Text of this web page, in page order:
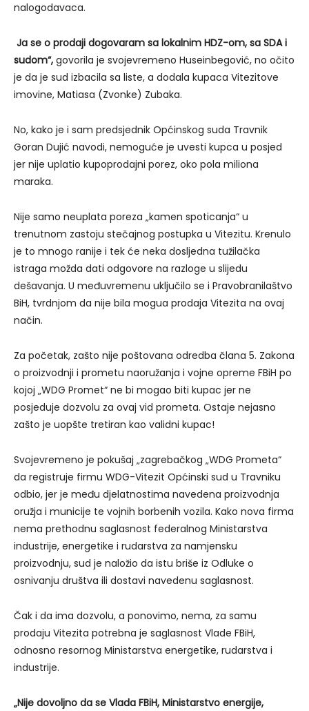
nalogodavaca.
Ja se o prodaji dogovaram sa lokalnim HDZ-om, sa SDA i
sudom“, govorila je svojevremeno Huseinbegović, no očito
je da je sud izbacila sa liste, a dodala kupaca Vitezitove
imovine, Matiasa (Zvonke) Zubaka.
No, kako je i sam predsjednik Općinskog suda Travnik
Goran Dujić navodi, nemoguće je uvesti kupca u posjed
jer nije uplatio kupoprodajni porez, oko pola miliona
maraka.
Nije samo neuplata poreza „kamen spoticanja“ u
trenutnom zastoju stečajnog postupka u Vitezitu. Krenulo
je to mnogo ranije i tek će neka dosljedna tužilačka
istraga možda dati odgovore na razloge u slijedu
dešavanja. U međuvremenu uključilo se i Pravobranilaštvo
BiH, tvrdnjom da nije bila mogua prodaja Vitezita na ovaj
način.
Za početak, zašto nije poštovana odredba člana 5. Zakona
o proizvodnji i prometu naoružanja i vojne opreme FBiH po
kojoj „WDG Promet“ ne bi mogao biti kupac jer ne
posjeduje dozvolu za ovaj vid prometa. Ostaje nejasno
zašto je uopšte tretiran kao validni kupac!
Svojevremeno je pokušaj „zagrebačkog „WDG Prometa“
da registruje firmu WDG-Vitezit Općinski sud u Travniku
odbio, jer je među djelatnostima navedena proizvodnja
oružja i municije te vojnih borbenih vozila. Kako nova firma
nema prethodnu saglasnost federalnog Ministarstva
industrije, energetike i rudarstva za namjensku
proizvodnju, sud je naložio da istu briše iz Odluke o
osnivanju društva ili dostavi navedenu saglasnost.
Čak i da ima dozvolu, a ponovimo, nema, za samu
prodaju Vitezita potrebna je saglasnost Vlade FBiH,
odnosno resornog Ministarstva energetike, rudarstva i
industrije.
„Nije dovoljno da se Vlada FBiH, Ministarstvo energije,